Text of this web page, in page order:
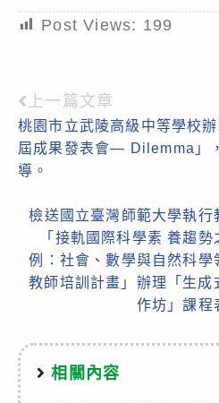
Post Views: 199
Read
more
articles
上一篇文章
桃園市立武陵高級中等學校
屆成果發表會— Dilemma」
導。
檢送國立臺灣師範大學執
「接軌國際科學素 養趨
例：社會、數學與自然科
教師培訓計畫」辦理「生
作坊」課程
相關內容